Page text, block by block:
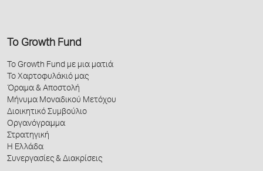
Το Growth Fund
Το Growth Fund με μια ματιά
Το Χαρτοφυλάκιό μας
Όραμα & Αποστολή
Μήνυμα Μοναδικού Μετόχου
Διοικητικό Συμβούλιο
Οργανόγραμμα
Στρατηγική
Η Ελλάδα
Συνεργασίες & Διακρίσεις